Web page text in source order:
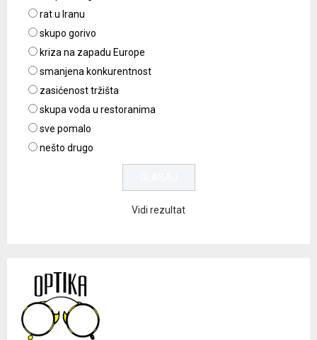
rat u Iranu
skupo gorivo
kriza na zapadu Europe
smanjena konkurentnost
zasićenost tržišta
skupa voda u restoranima
sve pomalo
nešto drugo
Vidi rezultat